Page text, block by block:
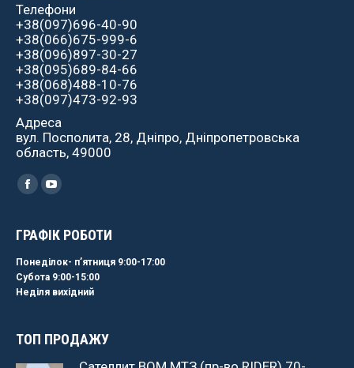
Телефони
+38(097)696-40-90
+38(066)675-999-6
+38(096)897-30-27
+38(095)689-84-66
+38(068)488-10-76
+38(097)473-92-93
Адреса
вул. Посполита, 28, Дніпро, Дніпропетровська
область, 49000
Найдите нас:
Facebook
YouTube
ГРАФІК РОБОТИ
Понеділок- пʼятниця 9:00-17:00
Субота 9:00-15:00
Неділя вихідний
ТОП ПРОДАЖУ